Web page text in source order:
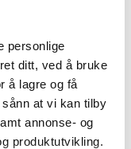
personlige
ditt, ved å bruke
å lagre og få
at vi kan tilby
annonse- og
produktutvikling.
Laval
samtidig som
design.